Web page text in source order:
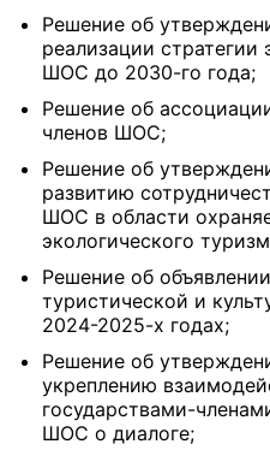
Решение об
реализации стратегии
ШОС до 2030-го года;
Решение об
членов ШОС;
Решение об
развитию
ШОС в области
экологического
Решение об
туристической и
2024-2025-х годах;
Решение об
укреплению
государствами-
ШОС о диалоге;